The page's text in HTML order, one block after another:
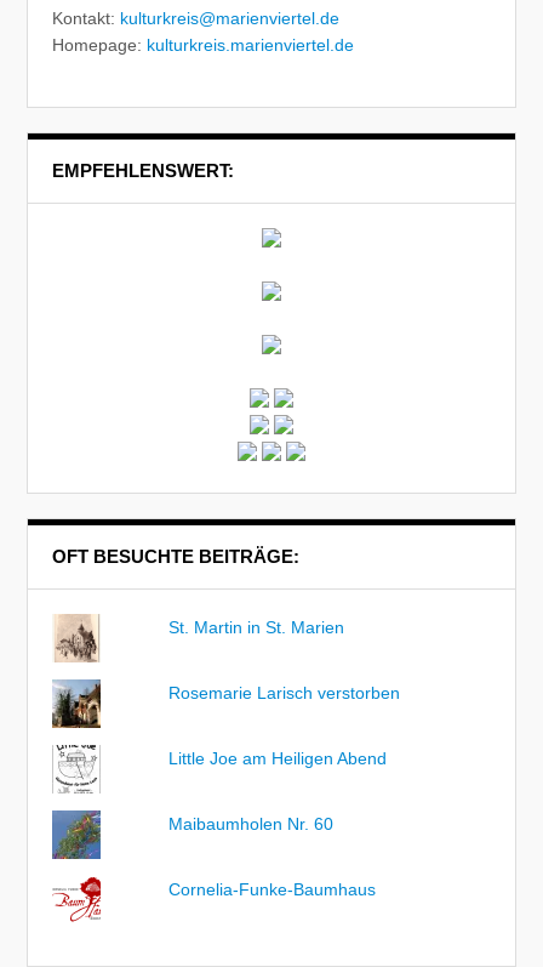
Kontakt: kulturkreis@marienviertel.de
Homepage: kulturkreis.marienviertel.de
EMPFEHLENSWERT:
OFT BESUCHTE BEITRÄGE:
St. Martin in St. Marien
Rosemarie Larisch verstorben
Little Joe am Heiligen Abend
Maibaumholen Nr. 60
Cornelia-Funke-Baumhaus